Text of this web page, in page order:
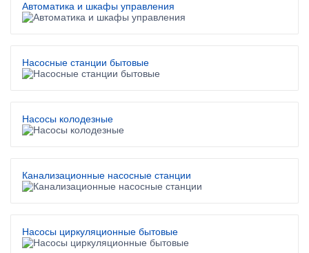
Автоматика и шкафы управления
Насосные станции бытовые
Насосы колодезные
Канализационные насосные станции
Насосы циркуляционные бытовые